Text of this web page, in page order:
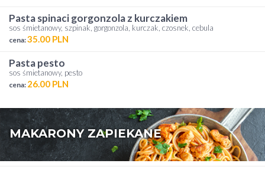
pasta spinaci gorgonzola z kurczakiem
sos śmietanowy, szpinak, gorgonzola, kurczak, czosnek, cebula
cena:35.00 PLN
pasta pesto
sos śmietanowy, pesto
cena: 26.00 PLN
MAKARONY ZAPIEKANE